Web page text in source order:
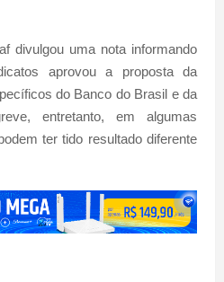
divulgou uma nota informando
aprovou a proposta da
do Banco do Brasil e da
entretanto, em algumas
ter tido resultado diferente